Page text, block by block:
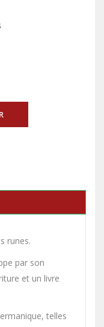
runes.
par son
et un livre
telles